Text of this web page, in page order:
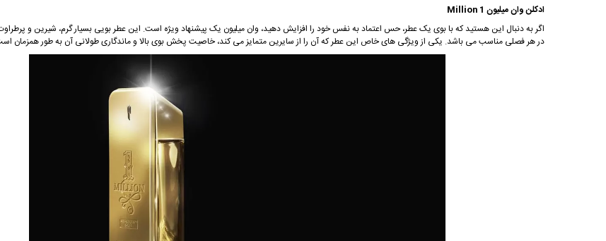
ادکلن وان میلیون 1 Million
اگر به دنبال این هستید که با بوی یک عطر، حس اعتماد به نفس خود را افزایش دهید، وان میلیون یک پیشنهاد ویژه است. این عطر بویی بسیار گرم، شیرین و پرطراوت
در هر فصلی مناسب می باشد. یکی از ویژگی های خاص این عطر که آن را از سایرین متمایز می کند، خاصیت پخش بوی بالا و ماندگاری طولانی آن به طور همزمان